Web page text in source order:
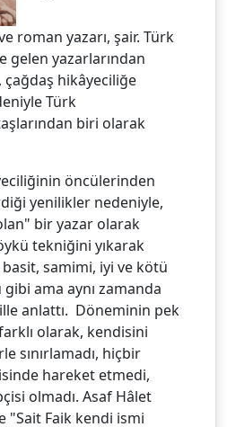
roman yazarı, şair. Türk
gelen yazarlarından
çağdaş hikâyeciliğe
Türk
biri olarak
öncülerinden
yenilikler nedeniyle,
bir yazar olarak
tekniğini yıkarak
basit, samimi, iyi ve kötü
ama aynı zamanda
anlattı. Döneminin pek
olarak, kendisini
sınırlamadı, hiçbir
hareket etmedi,
olmadı. Asaf Hâlet
"Sait Faik kendi ismi